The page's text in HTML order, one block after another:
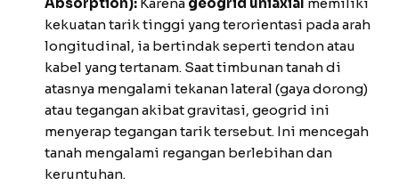
kekuatan tarik tinggi yang terorientasi pada arah
longitudinal, ia bertindak seperti tendon atau
kabel yang tertanam. Saat timbunan tanah di
atasnya mengalami tekanan lateral (gaya dorong)
atau tegangan akibat gravitasi, geogrid ini
menyerap tegangan tarik tersebut. Ini mencegah
tanah mengalami regangan berlebihan dan
keruntuhan.